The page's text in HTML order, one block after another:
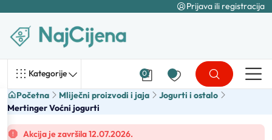
Prijava ili registracija
Kategorije 0
Početna Mliječni proizvodi i jaja
Jogurti i ostalo
Mertinger Voćni jogurti
Akcija je završila 12.07.2026.